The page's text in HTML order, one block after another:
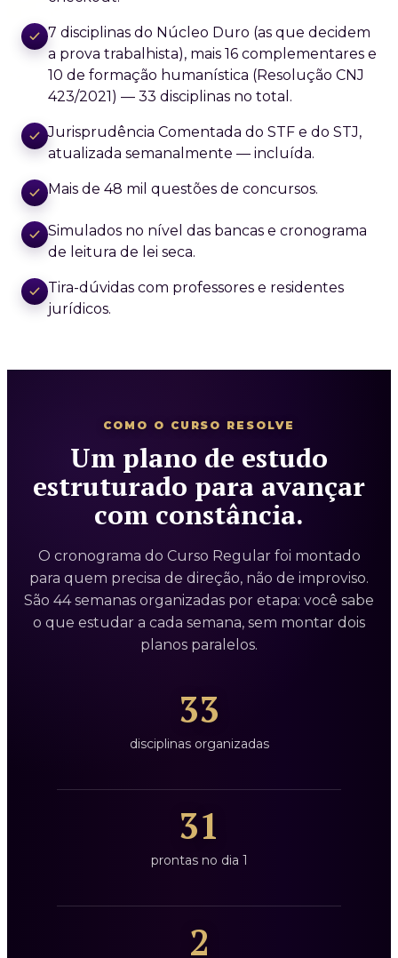
7 disciplinas do Núcleo Duro (as que decidem
a prova trabalhista), mais 16 complementares e
10 de formação humanística (Resolução CNJ
423/2021) — 33 disciplinas no total.
Jurisprudência Comentada do STF e do STJ,
atualizada semanalmente — incluída.
Mais de 48 mil questões de concursos.
Simulados no nível das bancas e cronograma
de leitura de lei seca.
Tira-dúvidas com professores e residentes
jurídicos.
COMO O CURSO RESOLVE
Um plano de estudo
estruturado para avançar
com constância.
O cronograma do Curso Regular foi montado
para quem precisa de direção, não de improviso.
São 44 semanas organizadas por etapa: você sabe
o que estudar a cada semana, sem montar dois
planos paralelos.
33
disciplinas organizadas
31
prontas no dia 1
2